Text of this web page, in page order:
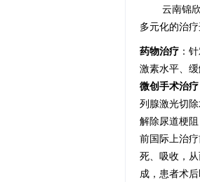
云南锦
多元化的治
药物治疗：
激素水平、
微创手术治疗
列腺激光切
解除尿道梗
前国际上治
死、吸收，
成，患者术